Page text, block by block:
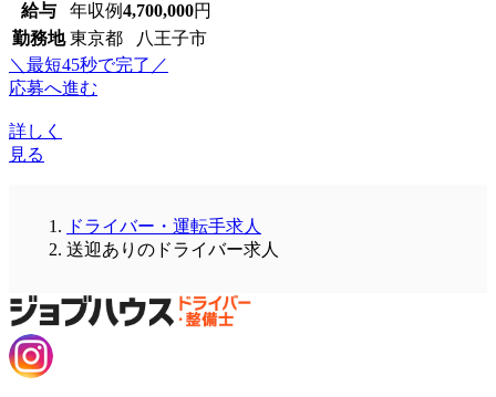
給与 年収例4,700,000円
勤務地 東京都 八王子市
＼最短45秒で完了／
応募へ進む
詳しく
見る
ドライバー・運転手求人
送迎ありのドライバー求人